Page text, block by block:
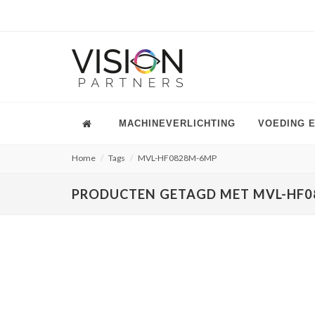
MACHINEVERLICHTING VOEDING
Home Tags MVL-HF0828M-6MP
PRODUCTEN GETAGD MET MVL-